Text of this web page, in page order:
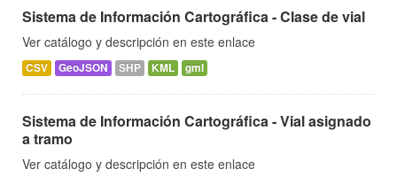
Sistema de Información Cartográfica - Clase de vial
Ver catálogo y descripción en este enlace
CSV GeoJSON SHP KML gml
Sistema de Información Cartográfica - Vial asignado
a tramo
Ver catálogo y descripción en este enlace